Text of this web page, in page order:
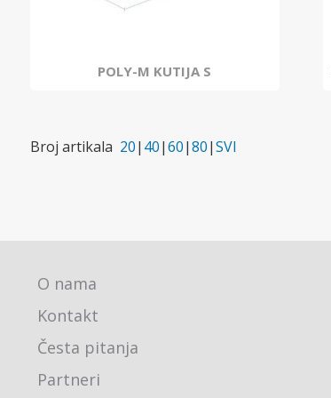
POLY-M KUTIJA S
Broj artikala 20| 40|60|80|SVI
O nama
Kontakt
Česta pitanja
Partneri